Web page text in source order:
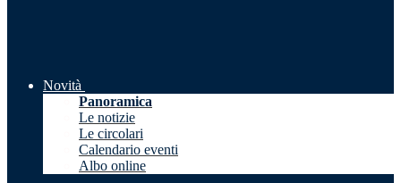
Novità
Panoramica
Le notizie
Le circolari
Calendario eventi
Albo online